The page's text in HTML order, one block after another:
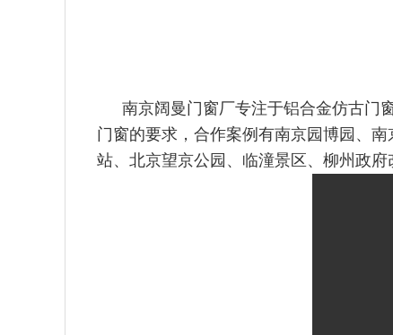
南京阔曼门窗厂专注于铝合金仿古门
门窗的要求，合作案例有南京园博园、
站、北京望京公园、临潼景区、柳州政